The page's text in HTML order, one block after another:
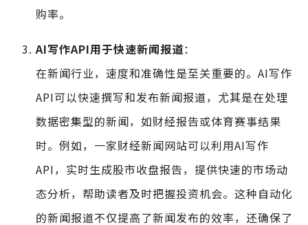
购率。
AI写作API用于快速新闻报道：
在新闻行业，速度和准确性是至关重要的。AI写作
API可以快速撰写和发布新闻报道，尤其是在处理
数据密集型的新闻，如财经报告或体育赛事结果
时。例如，一家财经新闻网站可以利用AI写作
API，实时生成股市收盘报告，提供快速的市场动
态分析，帮助读者及时把握投资机会。这种自动化
的新闻报道不仅提高了新闻发布的效率，还确保了